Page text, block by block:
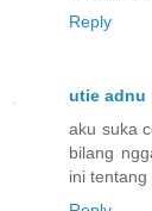
Reply
utie adnu
aku suka
bilang
ini tentang